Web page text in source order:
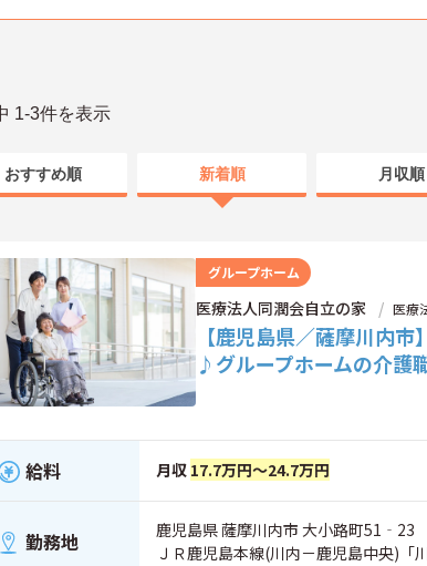
1-3件を表示
おすすめ順 新着順 月収順
グループホーム
医療法人同潤会自立の家 医療
【鹿児島県／薩摩川内
♪グループホームの介護
給料 月収 17.7万円～24.7万円
勤務地
鹿児島県 薩摩川内市 大小路町51‐23
ＪＲ鹿児島本線(川内－鹿児島中央)「